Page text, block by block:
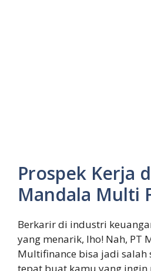
Prospek Kerja
Mandala Multi
Berkarir di industri
yang menarik, lho! Nah, PT
Multifinance bisa jadi salah